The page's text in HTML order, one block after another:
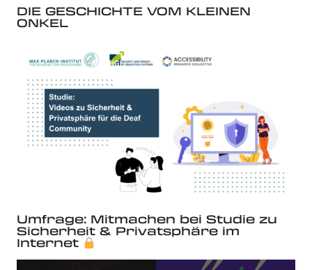
DIE GESCHICHTE VOM KLEINEN
ONKEL
Umfrage: Mitmachen bei Studie zu
Sicherheit & Privatsphäre im
Internet